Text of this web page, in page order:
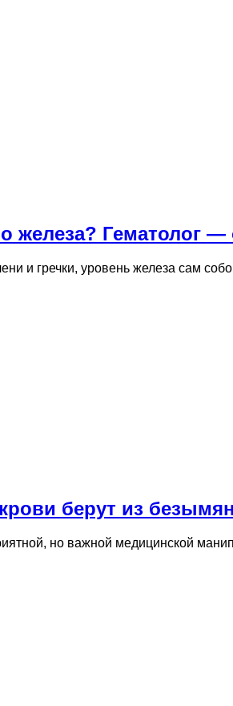
железа? Гематолог
и гречки, уровень железа сам
берут из
но важной медицинской